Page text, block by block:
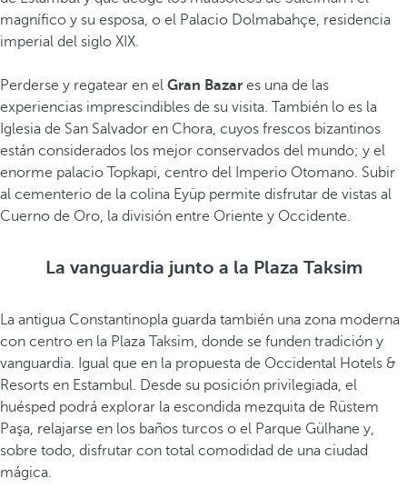
magnífico y su esposa, o el Palacio Dolmabahçe, residencia
imperial del siglo XIX.
Perderse y regatear en el Gran Bazar es una de las
experiencias imprescindibles de su visita. También lo es la
Iglesia de San Salvador en Chora, cuyos frescos bizantinos
están considerados los mejor conservados del mundo; y el
enorme palacio Topkapi, centro del Imperio Otomano. Subir
al cementerio de la colina Eyüp permite disfrutar de vistas al
Cuerno de Oro, la división entre Oriente y Occidente.
La vanguardia junto a la Plaza Taksim
La antigua Constantinopla guarda también una zona moderna
con centro en la Plaza Taksim, donde se funden tradición y
vanguardia. Igual que en la propuesta de Occidental Hotels &
Resorts en Estambul. Desde su posición privilegiada, el
huésped podrá explorar la escondida mezquita de Rüstem
Paşa, relajarse en los baños turcos o el Parque Gülhane y,
sobre todo, disfrutar con total comodidad de una ciudad
mágica.